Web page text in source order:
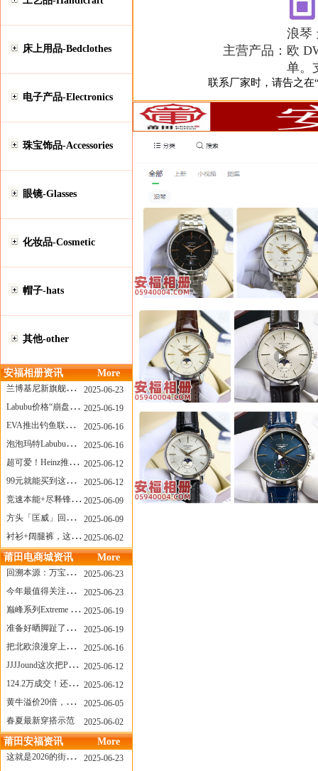
床上用品-Bedclothes
电子产品-Electronics
珠宝饰品-Accessories
眼镜-Glasses
化妆品-Cosmetic
帽子-hats
其他-other
安福相册资讯 More
兰博基尼新旗舰曝光？这台顶级超跑或将在8月登场
2025-06-23
Labubu价格“崩盘”？618当日泡泡玛特预售补货量超200W！
2025-06-19
EVA推出钓鱼联名套装，初号机也能当“假饵”？
2025-06-16
泡泡玛特Labubu新品发售上演“拳王争霸”......
2025-06-16
超可爱！Heinz推出星之卡比合作款番茄酱！
2025-06-12
99元就能买到这样颜值的太阳镜？优衣库夏季墨镜系列
2025-06-12
竞速本能+尽释锋芒——罗杰杜彼Roger+Dubuis王者竞速系列飞返计时码表燃擎赛道
2025-06-09
方头「匡威」回归！日系简约里的小心思
2025-06-09
衬衫+阔腿裤，这样穿美出新高度！
2025-06-02
莆田电商城资讯 More
回溯本源：万宝龙推出明星系列都市灰腕表新作
2025-06-23
今年最值得关注的AF1！KOBE x AF1 明日发售
2025-06-23
巅峰系列Extreme Diver潜水腕表与Revival Diver复刻版潜水腕表共同推出“暗影款”新作
2025-06-19
准备好晒脚趾了吗？透明款 AF1 要回归了
2025-06-19
把北欧浪漫穿上脚，Cecilie Bahnsen x ASICS
2025-06-16
JJJJound这次把PUMA改得好安静
2025-06-12
124.2万成交！还有什么是Labubu做不到的？
2025-06-12
黄牛溢价20倍，「Labubu」3.0市价大盘点！假货比正品还贵...
2025-06-05
春夏最新穿搭示范
2025-06-02
莆田安福资讯 More
这就是2026的街头感！Prada新包我先爱了
2025-06-23
主营产品：
浪琴
欧
单。
联系厂家时，请告之在